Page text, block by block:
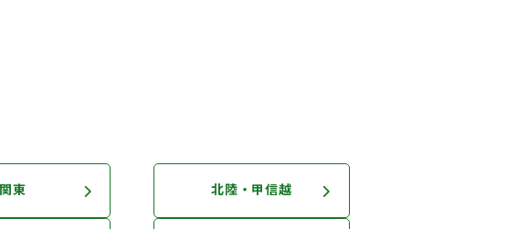
関東 北陸・甲信越